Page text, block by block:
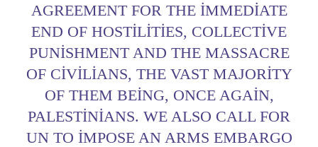
AGREEMENT FOR THE IMMEDIATE
END OF HOSTILITIES, COLLECTIVE
PUNISHMENT AND THE MASSACRE
OF CIVILIANS, THE VAST MAJORITY
OF THEM BEING, ONCE AGAIN,
PALESTINIANS. WE ALSO CALL FOR
UN TO IMPOSE AN ARMS EMBARGO